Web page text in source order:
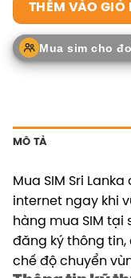
THÊM VÀO GIỎ
Mua sim cho
MÔ TẢ
Mua SIM Sri
internet ngay khi
hàng mua SIM tại
đăng ký thông
chế độ chuyển